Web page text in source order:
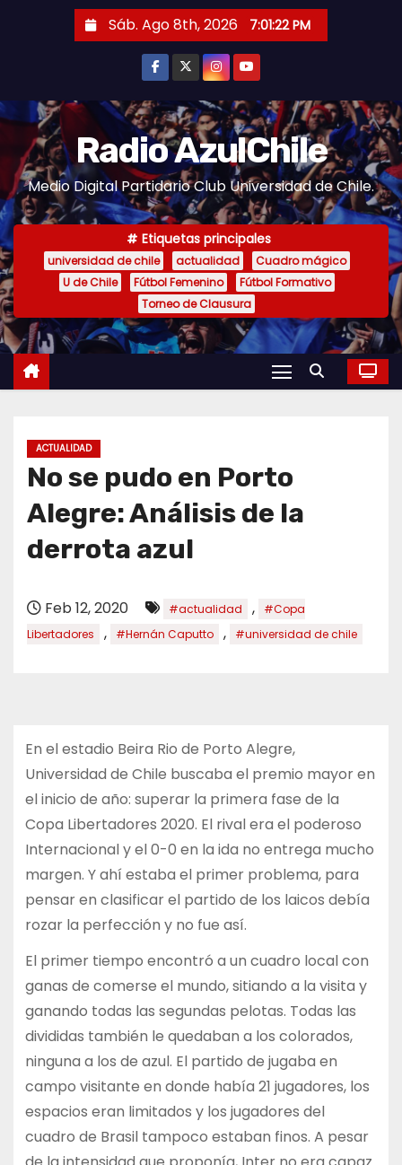
a
l
c
o
n
t
e
n
d
Sáb. Ago 8th, 2026 7:01:23 PM
Radio AzulChile
Medio Digital Partidario Club Universidad de Chile.
Etiquetas principales
universidad de chile actualidad
Cuadro mágico
U de Chile
Fútbol Femenino
Fútbol Formativo
Torneo de Clausura
ACTUALIDAD
No se pudo en Porto
Alegre: Análisis de la
derrota azul
Feb 12, 2020 #actualidad ,
#Copa
Libertadores
, #Hernán Caputto , #universidad de chile
En el estadio Beira Rio de Porto Alegre,
Universidad de Chile buscaba el premio mayor en
el inicio de año: superar la primera fase de la
Copa Libertadores 2020. El rival era el poderoso
Internacional y el 0-0 en la ida no entrega mucho
margen. Y ahí estaba el primer problema, para
pensar en clasificar el partido de los laicos debía
rozar la perfección y no fue así.
El primer tiempo encontró a un cuadro local con
ganas de comerse el mundo, sitiando a la visita y
ganando todas las segundas pelotas. Todas las
divididas también le quedaban a los colorados,
ninguna a los de azul. El partido de jugaba en
campo visitante en donde había 21 jugadores, los
espacios eran limitados y los jugadores del
cuadro de Brasil tampoco estaban finos. A pesar